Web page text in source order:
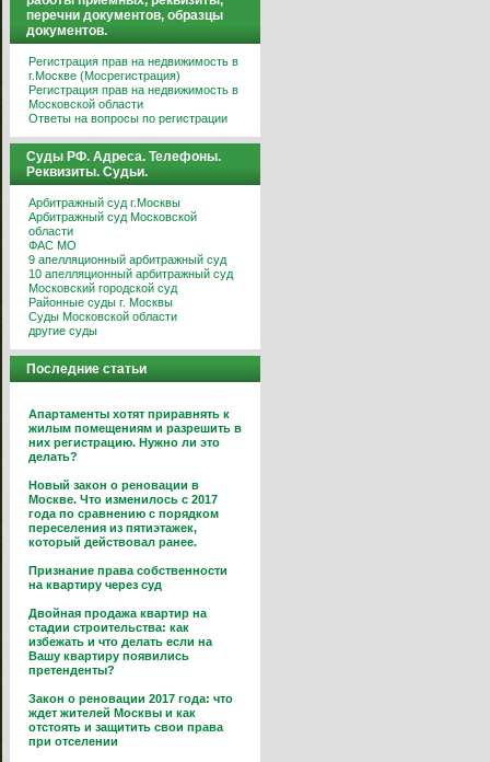
перечни документов, образцы
документов.
Регистрация прав на недвижимость в
г.Москве (Мосрегистрация)
Регистрация прав на недвижимость в
Московской области
Ответы на вопросы по регистрации
Суды РФ. Адреса. Телефоны.
Реквизиты. Судьи.
Арбитражный суд г.Москвы
Арбитражный суд Московской
области
ФАС МО
9 апелляционный арбитражный суд
10 апелляционный арбитражный суд
Московский городской суд
Районные суды г. Москвы
Суды Московской области
другие суды
Последние статьи
Апартаменты хотят приравнять к
жилым помещениям и разрешить в
них регистрацию. Нужно ли это
делать?
Новый закон о реновации в
Москве. Что изменилось с 2017
года по сравнению с порядком
переселения из пятиэтажек,
который действовал ранее.
Признание права собственности
на квартиру через суд
Двойная продажа квартир на
стадии строительства: как
избежать и что делать если на
Вашу квартиру появились
претенденты?
Закон о реновации 2017 года: что
ждет жителей Москвы и как
отстоять и защитить свои права
при отселении